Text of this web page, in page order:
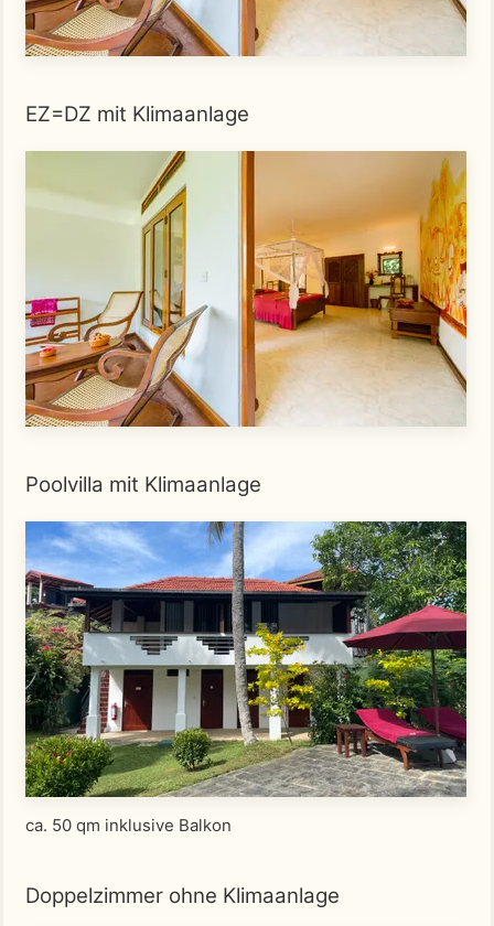
EZ=DZ mit Klimaanlage
Poolvilla mit Klimaanlage
ca. 50 qm inklusive Balkon
Doppelzimmer ohne Klimaanlage